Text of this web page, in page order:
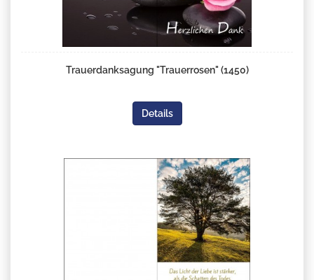
Trauerdanksagung "Trauerrosen" (1450)
Details